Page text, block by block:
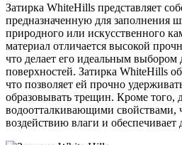
Затирка WhiteHills представляет
предназначенную для заполнения
природного или искусственного
материал отличается высокой
что делает его идеальным выбором
поверхностей. Затирка WhiteHills
что позволяет ей прочно
образовывать трещин. Кроме того,
водоотталкивающими свойствами,
воздействию влаги и обеспечивает